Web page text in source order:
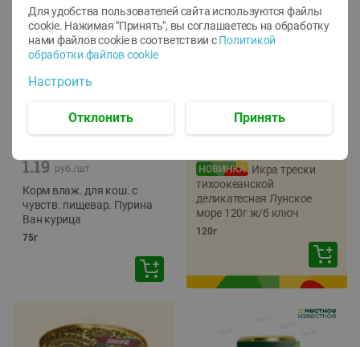
1.19 руб./шт
Корм влаж. для кош. с
чувств. пищевар. Пурина
Ван курица
75г
Икра трески
тихоокеанской
деликатесная Лунское
море 120г ж/б ключ
120г
Для удобства пользователей сайта используются файлы
cookie. Нажимая "Принять", вы соглашаетесь на обработку
нами файлов cookie в соответствии с Политикой
обработки файлов cookie
Настроить
Отклонить Принять